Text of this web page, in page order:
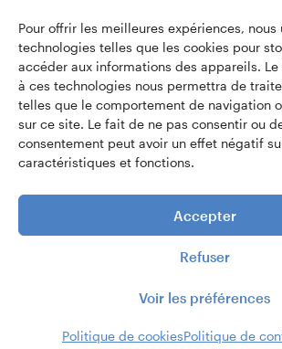
Pour offrir les meilleures expériences, nous
technologies telles que les cookies pour
accéder aux informations des appareils.
à ces technologies nous permettra de
telles que le comportement de navigation
sur ce site. Le fait de ne pas consentir ou
consentement peut avoir un effet négatif
caractéristiques et fonctions.
Accepter
Refuser
Voir les préférences
Politique de cookiesPolitique de
+41 22 319 60 60
Écrivez-nous
Accès intranet
Conservatoire de musique de Genève
Réalisé partroisdeuxun.ch